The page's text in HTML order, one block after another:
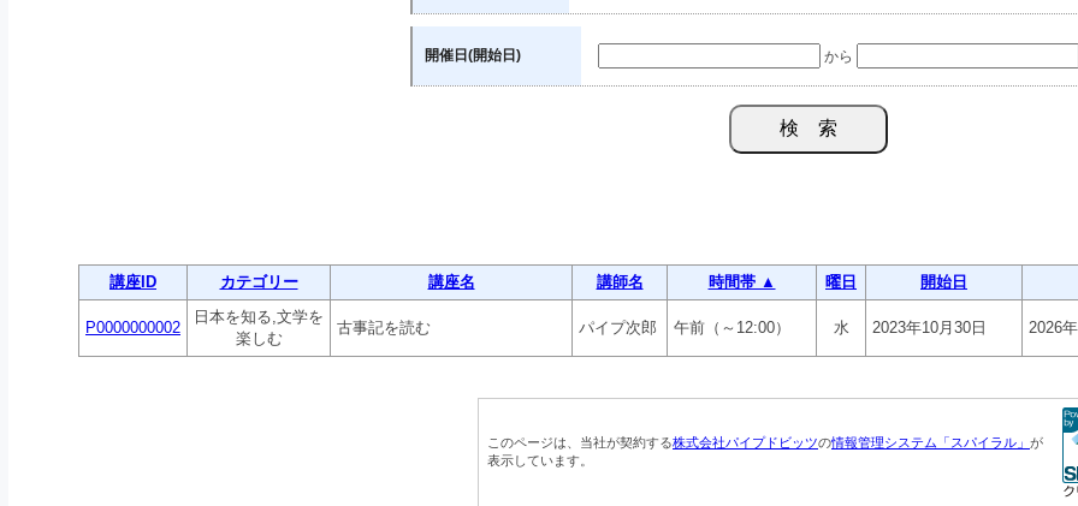
開催日(開始日) から
講座ID カテゴリー 講座名 講師名 時間帯 ▲ 曜日 開始日
P0000000002
日本を知る,文学を
楽しむ
古事記を読む パイプ次郎 午前（～12:00） 水 2023年10月30日 2026
このページは、当社が契約する株式会社パイプドビッツの情報管理システム「スパイラル」 が
表示しています。